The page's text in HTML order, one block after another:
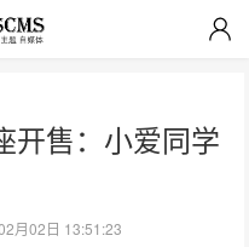
开售：小爱同学
月02日 13:51:23